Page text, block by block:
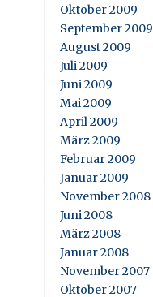
Oktober 2009
September 2009
August 2009
Juli 2009
Juni 2009
Mai 2009
April 2009
März 2009
Februar 2009
Januar 2009
November 2008
Juni 2008
März 2008
Januar 2008
November 2007
Oktober 2007